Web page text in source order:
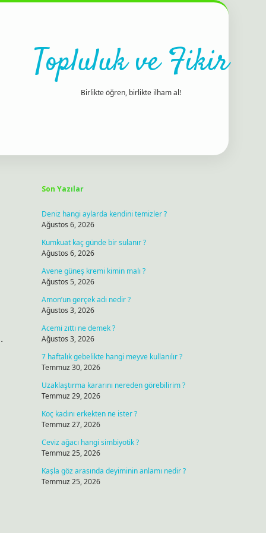
Topluluk ve Fikir
Birlikte öğren, birlikte ilham al!
Son Yazılar
Deniz hangi aylarda kendini temizler ?
Ağustos 6, 2026
Kumkuat kaç günde bir sulanır ?
Ağustos 6, 2026
Avene güneş kremi kimin malı ?
Ağustos 5, 2026
Amon’un gerçek adı nedir ?
Ağustos 3, 2026
Acemi zıttı ne demek ?
Ağustos 3, 2026
7 haftalık gebelikte hangi meyve kullanılır ?
Temmuz 30, 2026
Uzaklaştırma kararını nereden görebilirim ?
Temmuz 29, 2026
Koç kadını erkekten ne ister ?
Temmuz 27, 2026
Ceviz ağacı hangi simbiyotik ?
Temmuz 25, 2026
Kaşla göz arasında deyiminin anlamı nedir ?
Temmuz 25, 2026